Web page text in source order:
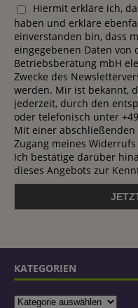
Hiermit erkläre ich,
haben und erkläre
einverstanden bin, dass
eingegebenen Daten
Betriebsberatung mbH
Zwecke des
werden. Mir ist bekannt,
jederzeit, durch den
oder telefonisch unter
Mit einer
Zugang meines
Ich bestätige darüber
dieses Angebots zur
KATEGORIEN